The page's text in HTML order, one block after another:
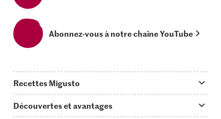
Abonnez-vous à notre chaîne YouTube
Recettes Migusto
Découvertes et avantages